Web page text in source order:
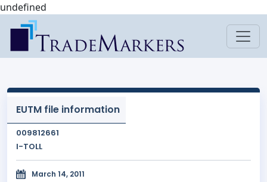
undefined
EUTM file information
009812661
I-TOLL
March 14, 2011